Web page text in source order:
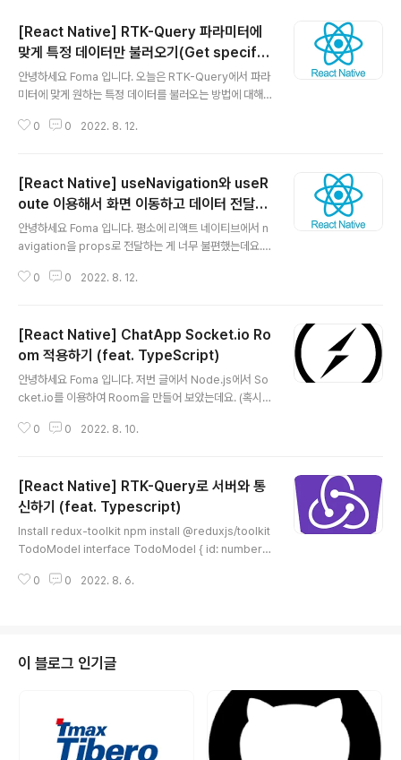
[React Native] RTK-Query 파라미터에
맞게 특정 데이터만 불러오기(Get specific
data by parameter using RTK-query)
안녕하세요 Foma 입니다. 오늘은 RTK-Query에서 파라
미터에 맞게 원하는 특정 데이터를 불러오는 방법에 대해
내게 되어 글로 정리하려고 합니다. 바로 시작할게요~ 1.
를 통해서 엔드포인트를 만들었습니다. export const us
erAPISlice = createApi({ reducerPath: 'userAPI',
baseQuery: fetchBaseQuery({baseUrl: 'http://19
2.168.111.34:3001/api'}), endpoints: builder => ({
... getUserByName: builde..
0 0 2022. 8. 12.
[React Native] useNavigation와 useR
oute 이용해서 화면 이동하고 데이터 전달하
기 (Move and Pass data between two
screens using Hooks)
안녕하세요 Foma 입니다. 평소에 리액트 네이티브에서 n
avigation을 props로 전달하는 게 너무 불편했는데요.
달하는 것이 아닌, useNavigation과 useRoute를 만들
react-navigation/native npm install @react-navi
gation/native-stack npm install @react-navigati
on/stack npm install react-native-safe-area-co
ntext Navigation Navigation/index.ts 기존 Pro..
0 0 2022. 8. 12.
[React Native] ChatApp Socket.io Ro
om 적용하기 (feat. TypeScript)
안녕하세요 Foma 입니다. 저번 글에서 Node.js에서 So
cket.io를 이용하여 Room을 만들어 보았는데요. (혹시
버에서 온 데이터를 프론트에 적용해 보는 과정을 정리해
act-navigation/native-stack npm install react-na
tive-screens npm install react-native-safe-area
-context npm install socket.io-client ScreenEnu
ms 스크린 종류를 Enum으로 만들어 놓습니다. export
0 0 2022. 8. 10.
[React Native] RTK-Query로 서버와 통
신하기 (feat. Typescript)
Install redux-toolkit npm install @reduxjs/toolkit
TodoModel interface TodoModel { id: number; t
ateApi와 fetchBaseQuery를 import 해줍니다. imp
educer로 지정할 Path의 이름 baseQuery: 기본으로
지정할 서버 URL tagTypes: 자동으로 데이터가 패치되
0 0 2022. 8. 6.
이 블로그 인기글